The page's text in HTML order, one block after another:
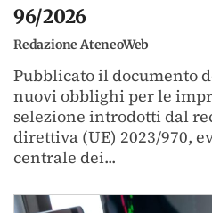
96/2026
Redazione AteneoWeb
Pubblicato il documento
nuovi obblighi per le
selezione introdotti dal
direttiva (UE) 2023/970,
centrale dei...